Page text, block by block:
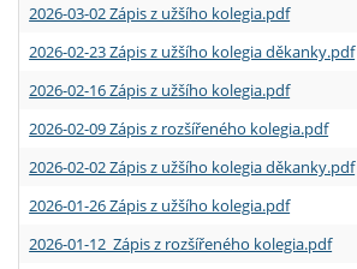
2026-03-02 Zápis z užšího kolegia.pdf
2026-02-23 Zápis z užšího kolegia děkanky.pdf
2026-02-16 Zápis z užšího kolegia.pdf
2026-02-09 Zápis z rozšířeného kolegia.pdf
2026-02-02 Zápis z užšího kolegia děkanky.pdf
2026-01-26 Zápis z užšího kolegia.pdf
2026-01-12 Zápis z rozšířeného kolegia.pdf